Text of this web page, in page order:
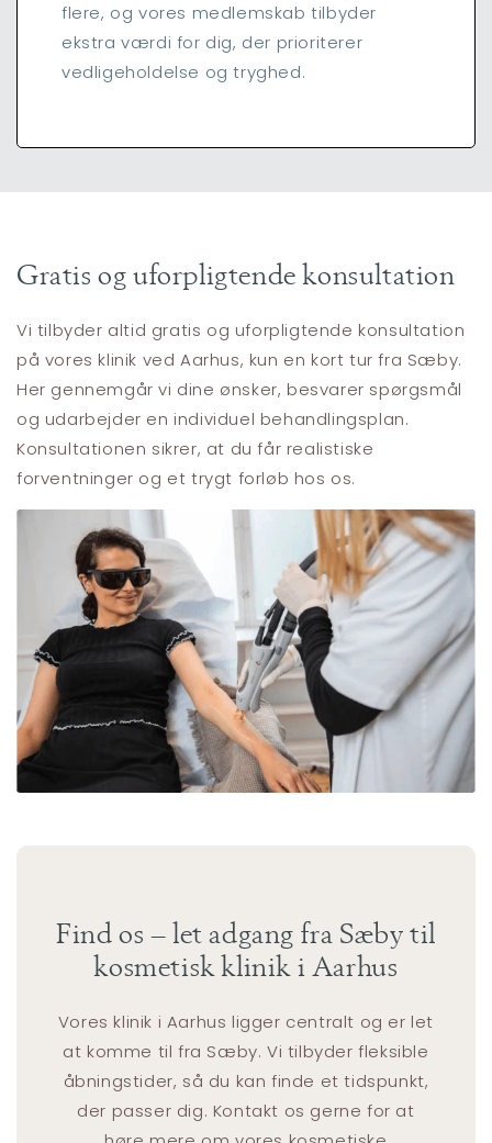
flere, og vores medlemskab tilbyder
ekstra værdi for dig, der prioriterer
vedligeholdelse og tryghed.
Gratis og uforpligtende konsultation
Vi tilbyder altid gratis og uforpligtende konsultation
på vores klinik ved Aarhus, kun en kort tur fra Sæby.
Her gennemgår vi dine ønsker, besvarer spørgsmål
og udarbejder en individuel behandlingsplan.
Konsultationen sikrer, at du får realistiske
forventninger og et trygt forløb hos os.
Find os – let adgang fra Sæby til
kosmetisk klinik i Aarhus
Vores klinik i Aarhus ligger centralt og er let
at komme til fra Sæby. Vi tilbyder fleksible
åbningstider, så du kan finde et tidspunkt,
der passer dig. Kontakt os gerne for at